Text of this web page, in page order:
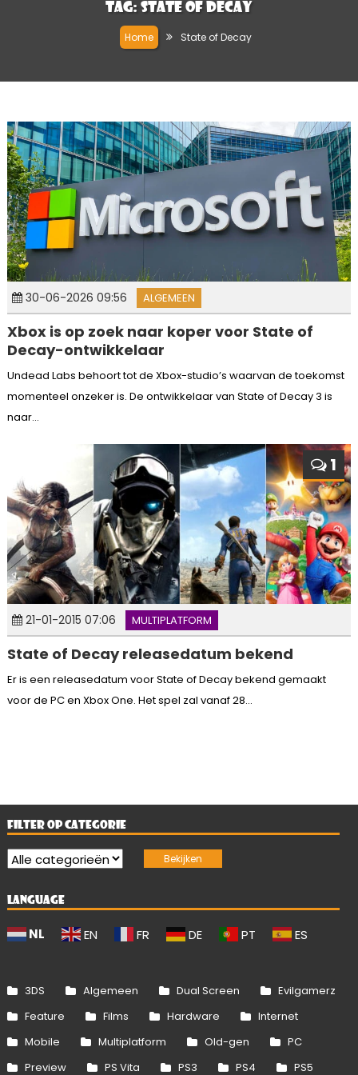
Tag: State of Decay
Home State of Decay
30-06-2026 09:56 ALGEMEEN
Xbox is op zoek naar koper voor State of
Decay-ontwikkelaar
Undead Labs behoort tot de Xbox-studio’s waarvan de toekomst
momenteel onzeker is. De ontwikkelaar van State of Decay 3 is
naar...
1
21-01-2015 07:06 MULTIPLATFORM
State of Decay releasedatum bekend
Er is een releasedatum voor State of Decay bekend gemaakt
voor de PC en Xbox One. Het spel zal vanaf 28...
FILTER OP CATEGORIE
LANGUAGE
NL EN FR DE PT ES
3DS Algemeen Dual Screen
Evilgamerz
Feature
Films Hardware
Internet
Mobile
Multiplatform Old-gen
PC
Preview
PS Vita PS3 PS4 PS5